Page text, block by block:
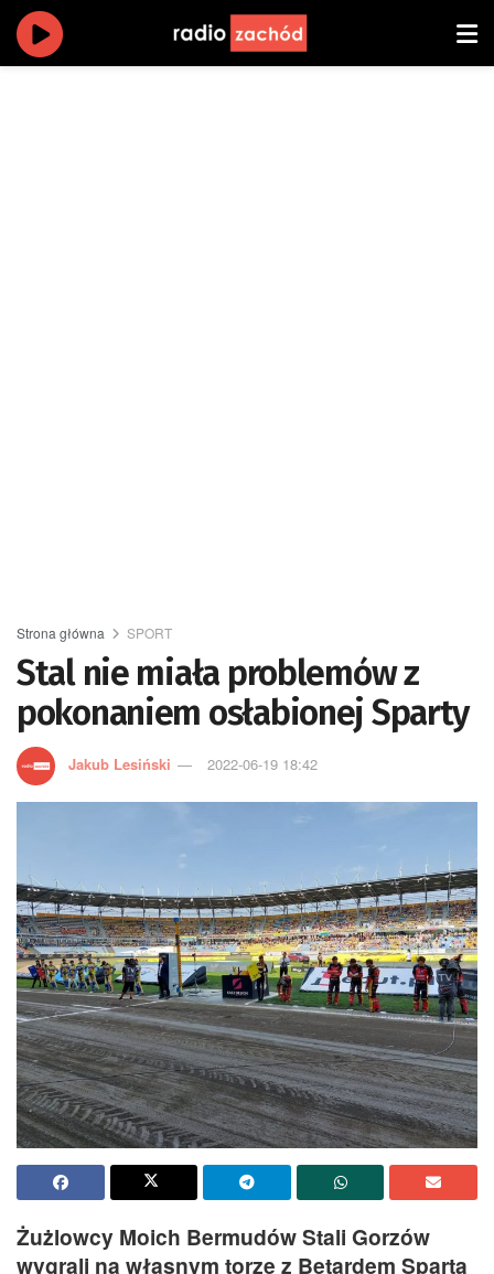
Strona główna SPORT
Stal nie miała problemów z
pokonaniem osłabionej Sparty
Jakub Lesiński 2022-06-19 18:42
Żużlowcy Moich Bermudów Stali Gorzów
wygrali na własnym torze z Betardem Spartą